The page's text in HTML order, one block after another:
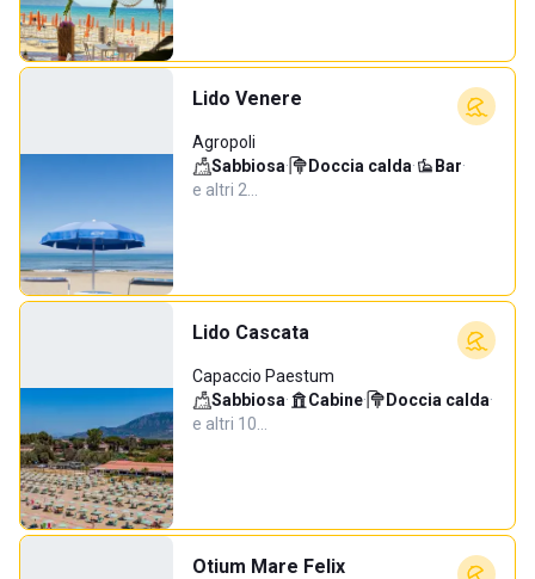
Lido Venere
Agropoli
Sabbiosa· Doccia calda· Bar·
e altri 2…
Lido Cascata
Capaccio Paestum
Sabbiosa· Cabine· Doccia calda·
e altri 10…
Otium Mare Felix